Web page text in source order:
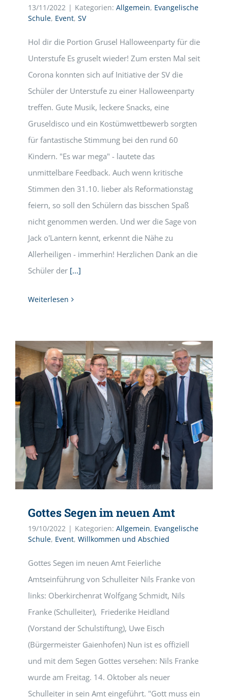
13/11/2022 | Kategorien: Allgemein, Evangelische
Schule, Event, SV
Hol dir die Portion Grusel Halloweenparty für die
Unterstufe Es gruselt wieder! Zum ersten Mal seit
Corona konnten sich auf Initiative der SV die
Schüler der Unterstufe zu einer Halloweenparty
treffen. Gute Musik, leckere Snacks, eine
Gruseldisco und ein Kostümwettbewerb sorgten
für fantastische Stimmung bei den rund 60
Kindern. "Es war mega" - lautete das
unmittelbare Feedback. Auch wenn kritische
Stimmen den 31.10. lieber als Reformationstag
feiern, so soll den Schülern das bisschen Spaß
nicht genommen werden. Und wer die Sage von
Jack o'Lantern kennt, erkennt die Nähe zu
Allerheiligen - immerhin! Herzlichen Dank an die
Schüler der [...]
Weiterlesen
Gottes Segen im neuen Amt
19/10/2022 | Kategorien: Allgemein, Evangelische
Schule, Event, Willkommen und Abschied
Gottes Segen im neuen Amt Feierliche
Amtseinführung von Schulleiter Nils Franke von
links: Oberkirchenrat Wolfgang Schmidt, Nils
Franke (Schulleiter), Friederike Heidland
(Vorstand der Schulstiftung), Uwe Eisch
(Bürgermeister Gaienhofen) Nun ist es offiziell
und mit dem Segen Gottes versehen: Nils Franke
wurde am Freitag. 14. Oktober als neuer
Schulleiter in sein Amt eingeführt. "Gott muss ein